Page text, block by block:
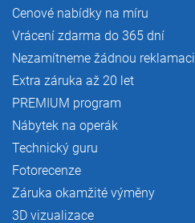
Cenové nabídky na míru
Vrácení zdarma do 365 dní
Nezamítneme žádnou reklamaci
Extra záruka až 20 let
PREMIUM program
Nábytek na operák
Technický guru
Fotorecenze
Záruka okamžité výměny
3D vizualizace